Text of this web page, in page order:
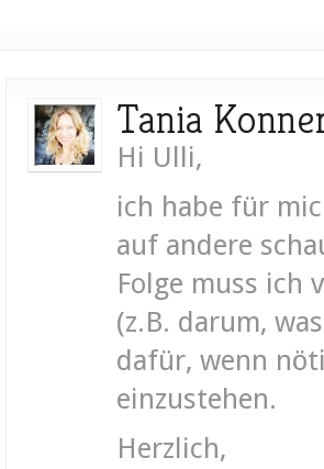
Tania
Hi Ulli,
ich habe für
auf andere
Folge muss ich
(z.B. darum,
dafür, wenn
einzustehen.
Herzlich,